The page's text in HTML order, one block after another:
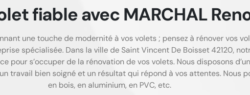
fiable avec MARCHAL
une touche de modernité à vos volets ; pensez à rénover vos
spécialisée. Dans la ville de Saint Vincent De Boisset 42120,
pour s’occuper de la rénovation de vos volets. Nous disposons
travail bien soigné et un résultat qui répond à vos attentes. Nous
en bois, en aluminium, en PVC, etc.